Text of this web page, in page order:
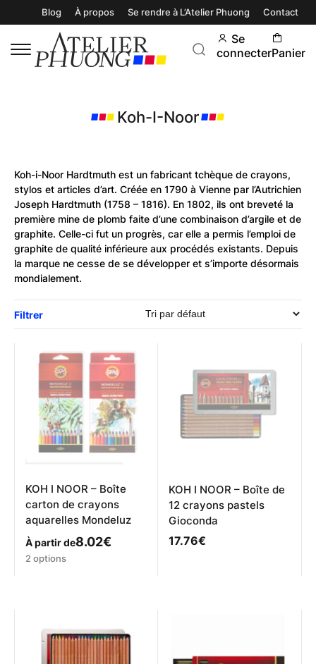
Blog À propos Se rendre à L’Atelier Phuong Contact
Se
connecterPanier
Koh-I-Noor
Koh-i-Noor Hardtmuth est un fabricant tchèque de crayons,
stylos et articles d’art. Créée en 1790 à Vienne par l’Autrichien
Joseph Hardtmuth (1758 – 1816). En 1802, ils ont breveté la
première mine de plomb faite d’une combinaison d’argile et de
graphite. Celle-ci fut un progrès, car elle a permis l’emploi de
graphite de qualité inférieure aux procédés existants. Depuis
la marque ne cesse de se développer et s’importe désormais
mondialement.
Filtrer
KOH I NOOR – Boîte
carton de crayons
aquarelles Mondeluz
À partir de8.02€
Ce
Les
options
peuvent
2 options
KOH I NOOR – Boîte de
12 crayons pastels
Gioconda
17.76€